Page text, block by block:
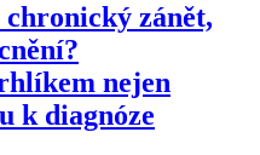
chronický zánět,
nejen
k diagnóze